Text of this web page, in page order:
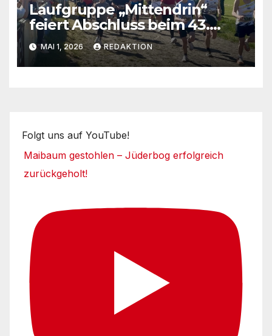
Laufgruppe „Mittendrin“
feiert Abschluss beim 43.
Fläminglauf
MAI 1, 2026 REDAKTION
Folgt uns auf YouTube!
Maibaum gestohlen – Jüderbog erfolgreich
zurückgeholt!